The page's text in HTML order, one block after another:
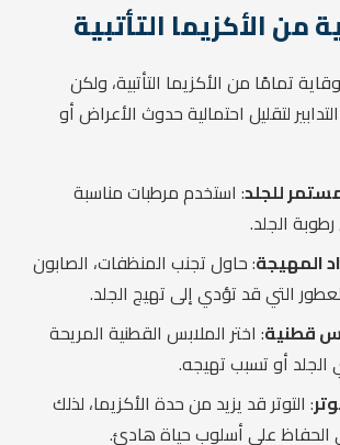
من الأكزيما التأتبية
تمامًا من الأكزيما التأتبية، ولكن
لتقليل احتمالية حدوث الأعراض أو
للجلد: استخدم مرطبات مناسبة
الجلد.
المهيجة: حاول تجنب المنظفات، الصابون
التي قد تؤدي إلى تهيج الجلد.
قطنية: اختر الملابس القطنية المريحة
الجلد أو تسبب تهيجه.
: التوتر قد يزيد من حدة الأكزيما، لذلك
الحفاظ على أسلوب حياة هادئ.